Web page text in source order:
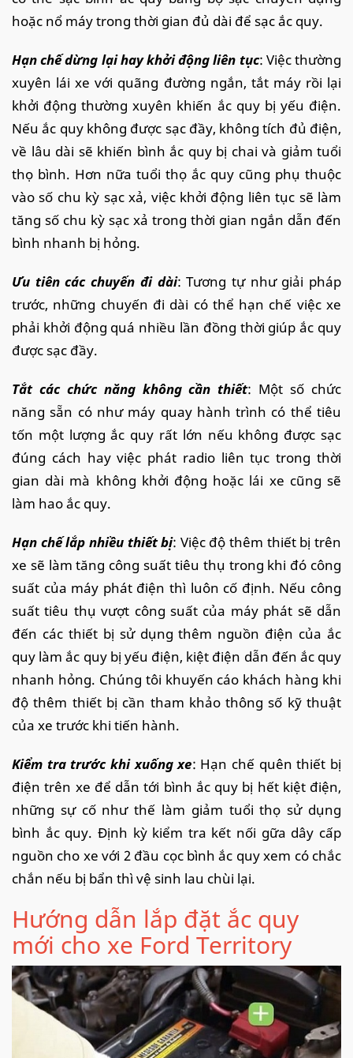
hoặc nổ máy trong thời gian đủ dài để sạc ắc quy.
Hạn chế dừng lại hay khởi động liên tục: Việc thường
xuyên lái xe với quãng đường ngắn, tắt máy rồi lại
khởi động thường xuyên khiến ắc quy bị yếu điện.
Nếu ắc quy không được sạc đầy, không tích đủ điện,
về lâu dài sẽ khiến bình ắc quy bị chai và giảm tuổi
thọ bình. Hơn nữa tuổi thọ ắc quy cũng phụ thuộc
vào số chu kỳ sạc xả, việc khởi động liên tục sẽ làm
tăng số chu kỳ sạc xả trong thời gian ngắn dẫn đến
bình nhanh bị hỏng.
Ưu tiên các chuyến đi dài: Tương tự như giải pháp
trước, những chuyến đi dài có thể hạn chế việc xe
phải khởi động quá nhiều lần đồng thời giúp ắc quy
được sạc đầy.
Tắt các chức năng không cần thiết: Một số chức
năng sẵn có như máy quay hành trình có thể tiêu
tốn một lượng ắc quy rất lớn nếu không được sạc
đúng cách hay việc phát radio liên tục trong thời
gian dài mà không khởi động hoặc lái xe cũng sẽ
làm hao ắc quy.
Hạn chế lắp nhiều thiết bị: Việc độ thêm thiết bị trên
xe sẽ làm tăng công suất tiêu thụ trong khi đó công
suất của máy phát điện thì luôn cố định. Nếu công
suất tiêu thụ vượt công suất của máy phát sẽ dẫn
đến các thiết bị sử dụng thêm nguồn điện của ắc
quy làm ắc quy bị yếu điện, kiệt điện dẫn đến ắc quy
nhanh hỏng. Chúng tôi khuyến cáo khách hàng khi
độ thêm thiết bị cần tham khảo thông số kỹ thuật
của xe trước khi tiến hành.
Kiểm tra trước khi xuống xe: Hạn chế quên thiết bị
điện trên xe để dẫn tới bình ắc quy bị hết kiệt điện,
những sự cố như thế làm giảm tuổi thọ sử dụng
bình ắc quy. Định kỳ kiểm tra kết nối gữa dây cấp
nguồn cho xe với 2 đầu cọc bình ắc quy xem có chắc
chắn nếu bị bẩn thì vệ sinh lau chùi lại.
Hướng dẫn lắp đặt ắc quy
mới cho xe Ford Territory